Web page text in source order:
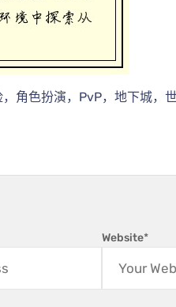
角色扮演，PvP，地下城，
Website*